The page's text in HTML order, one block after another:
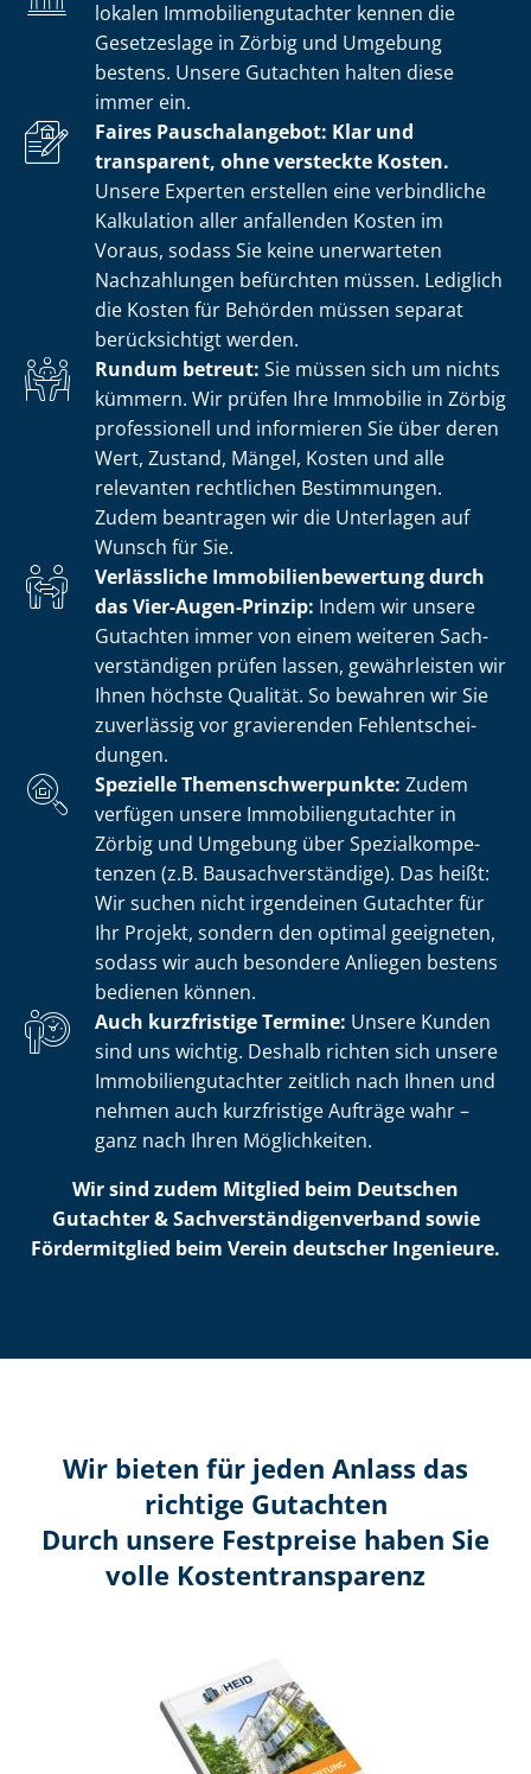
lokalen Im­mo­bi­li­en­gut­ach­ter kennen die
Gesetzeslage in Zörbig und Umgebung
bestens. Unsere Gutachten halten diese
immer ein.
Faires Pauschalangebot: Klar und
transparent, ohne versteckte Kosten.
Unsere Experten erstellen eine verbindliche
Kalkulation aller anfallenden Kosten im
Voraus, sodass Sie keine unerwarteten
Nachzahlungen befürchten müssen. Lediglich
die Kosten für Behörden müssen separat
berücksichtigt werden.
Rundum betreut: Sie müssen sich um nichts
kümmern. Wir prüfen Ihre Immobilie in Zörbig
professionell und informieren Sie über deren
Wert, Zustand, Mängel, Kosten und alle
relevanten rechtlichen Bestimmungen.
Zudem beantragen wir die Unterlagen auf
Wunsch für Sie.
Verlässliche Im­mo­bi­li­en­be­wer­tung durch
das Vier-Augen-Prinzip: Indem wir unsere
Gutachten immer von einem weiteren Sach­
ver­stän­di­gen prüfen lassen, gewährleisten wir
Ihnen höchste Qualität. So bewahren wir Sie
zuverlässig vor gravierenden Fehl­ent­schei­
dun­gen.
Spezielle The­men­schwer­punk­te: Zudem
verfügen unsere Im­mo­bi­li­en­gut­ach­ter in
Zörbig und Umgebung über Spe­zi­al­kom­pe­
ten­zen (z.B. Bau­sach­ver­stän­di­ge). Das heißt:
Wir suchen nicht irgendeinen Gutachter für
Ihr Projekt, sondern den optimal geeigneten,
sodass wir auch besondere Anliegen bestens
bedienen können.
Auch kurzfristige Termine: Unsere Kunden
sind uns wichtig. Deshalb richten sich unsere
Im­mo­bi­li­en­gut­ach­ter zeitlich nach Ihnen und
nehmen auch kurzfristige Aufträge wahr –
ganz nach Ihren Möglichkeiten.
Wir sind zudem Mitglied beim Deutschen
Gutachter & Sach­ver­stän­di­gen­ver­band sowie
Fördermitglied beim Verein deutscher Ingenieure.
Wir bieten für jeden Anlass das
richtige Gutachten
Durch unsere Festpreise haben Sie
volle Kosten­transparenz